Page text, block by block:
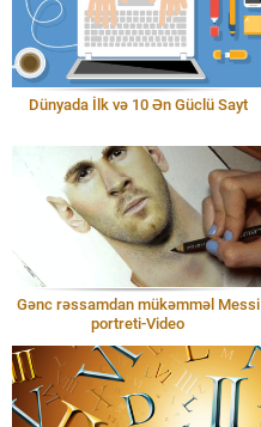
Dünyada İlk və 10 Ən Güclü Sayt
Gənc rəssamdan mükəmməl Messi
portreti-Video